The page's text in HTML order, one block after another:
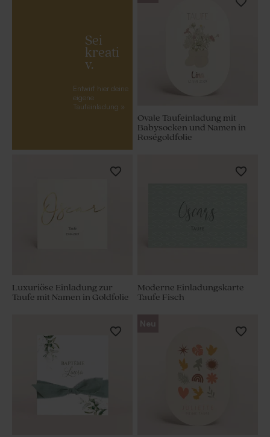
Sei
kreati
v.
Entwirf hier deine
eigene
Taufeinladung »
Ovale Taufeinladung mit
Babysocken und Namen in
Roségoldfolie
Luxuriöse Einladung zur
Taufe mit Namen in Goldfolie
Moderne Einladungskarte
Taufe Fisch
Neu